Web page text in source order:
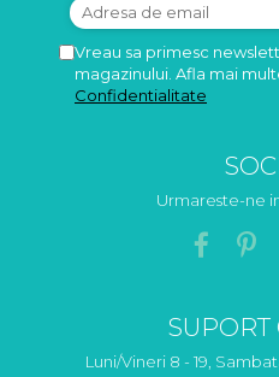
Vreau sa primesc
magazinului. Afla mai
Confidentialitate
Urmareste-ne
SUPORT
Luni/Vineri 8 - 19,